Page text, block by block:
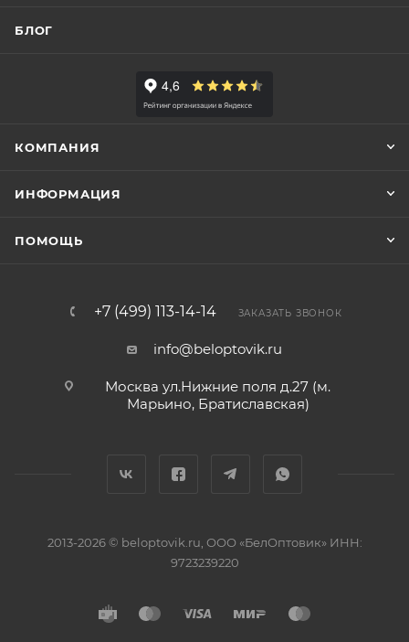
БЛОГ
КОМПАНИЯ
ИНФОРМАЦИЯ
ПОМОЩЬ
+7 (499) 113-14-14 ЗАКАЗАТЬ ЗВОНОК
info@beloptovik.ru
Москва ул.Нижние поля д.27 (м.
Марьино, Братиславская)
2013-2026 © beloptovik.ru, ООО «БелОптовик» ИНН:
9723239220